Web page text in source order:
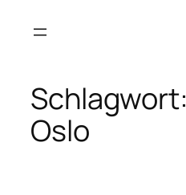
Inhalt
Schlagwort:
Oslo